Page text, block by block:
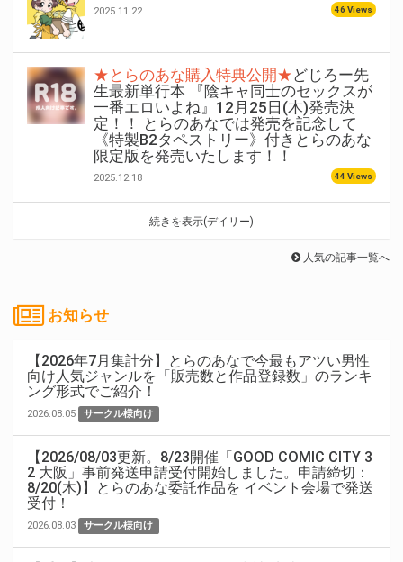
2025.11.22 46 Views
★とらのあな購入特典公開★どじろー先
生最新単行本 『陰キャ同士のセックスが
一番エロいよね』12月25日(木)発売決
定！！ とらのあなでは発売を記念して
《特製B2タペストリー》付きとらのあな
限定版を発売いたします！！
2025.12.18 44 Views
続きを表示(デイリー)
人気の記事一覧へ
お知らせ
【2026年7月集計分】とらのあなで今最もアツい男性
向け人気ジャンルを「販売数と作品登録数」のランキ
ング形式でご紹介！
2026.08.05 サークル様向け
【2026/08/03更新。8/23開催「GOOD COMIC CITY 3
2 大阪」事前発送申請受付開始しました。申請締切：
8/20(木)】とらのあな委託作品を イベント会場で発送
受付！
2026.08.03 サークル様向け